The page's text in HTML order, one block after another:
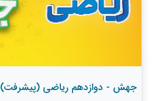
جهش - دوازدهم ریاضی (پیشرفت)